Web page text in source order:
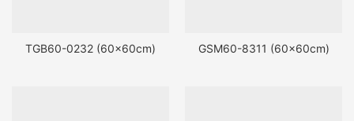
TGB60-0232 (60x60cm) GSM60-8311 (60x60cm)